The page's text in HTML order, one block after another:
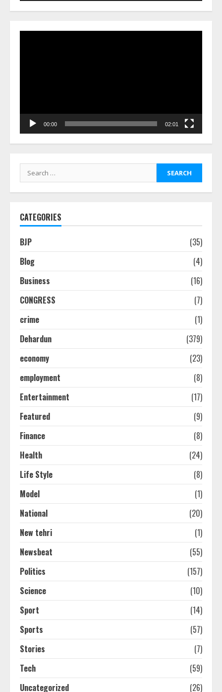
00:00 02:01
Search
for:
CATEGORIES
BJP
(35)
Blog
(4)
Business
(16)
CONGRESS
(7)
crime
(1)
Dehardun
(379)
economy
(23)
employment
(8)
Entertainment
(17)
Featured
(9)
Finance
(8)
Health
(24)
Life Style
(8)
Model
(1)
National
(20)
New tehri
(1)
Newsbeat
(55)
Politics
(157)
Science
(10)
Sport
(14)
Sports
(57)
Stories
(7)
Tech
(59)
Uncategorized
(26)